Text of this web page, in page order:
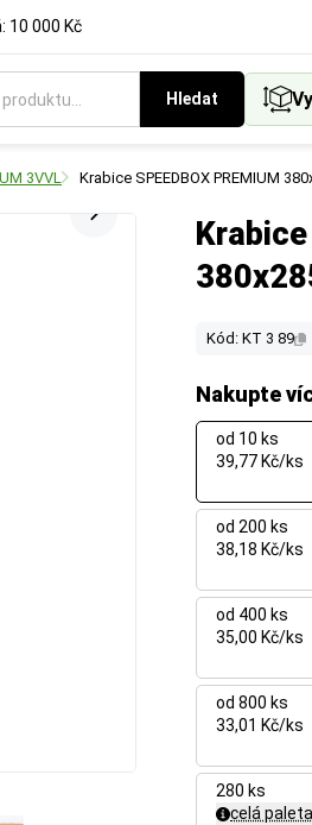
10 000 Kč
Hledat
3VVL Krabice SPEEDBOX PREMIUM
Krabice
Kód: KT 3 89
Nakupte
od 10 ks
39,77 Kč/ks
od 200 ks
38,18 Kč/ks
od 400 ks
35,00 Kč/ks
od 800 ks
33,01 Kč/ks
280 ks
celá paleta